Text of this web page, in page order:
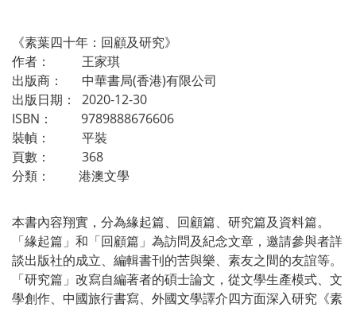
《素葉四十年：回顧及研究》
作者： 王家琪
出版商： 中華書局(香港)有限公司
出版日期： 2020-12-30
ISBN： 9789888676606
裝幀： 平裝
頁數： 368
分類： 港澳文學
本書內容翔實，分為緣起篇、回顧篇、研究篇及資料篇。
「緣起篇」和「回顧篇」為訪問及紀念文章，邀請參與者詳
談出版社的成立、編輯書刊的苦與樂、素友之間的友誼等。
「研究篇」改寫自編著者的碩士論文，從文學生產模式、文
學創作、中國旅行書寫、外國文學譯介四方面深入研究《素